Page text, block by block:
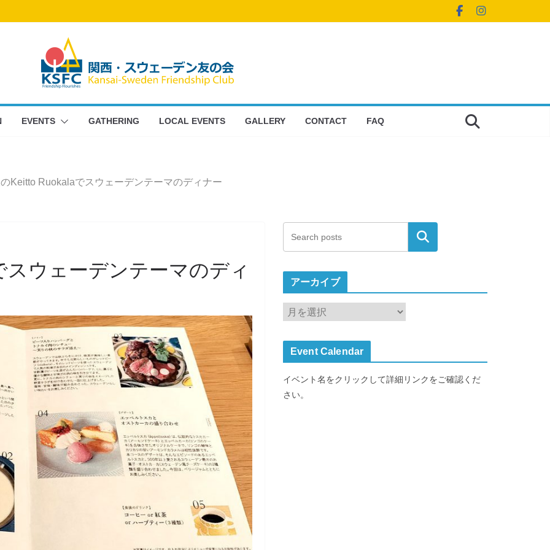
EVENTS GATHERING LOCAL EVENTS GALLERY CONTACT FAQ
Keitto Ruokalaでスウェーデンテーマのディナー
ウェーデンテーマのディ
検索
アーカイブ
ア
カ
Event Calendar
イベント名をクリックして詳細リンクをご確認くだ
さい。